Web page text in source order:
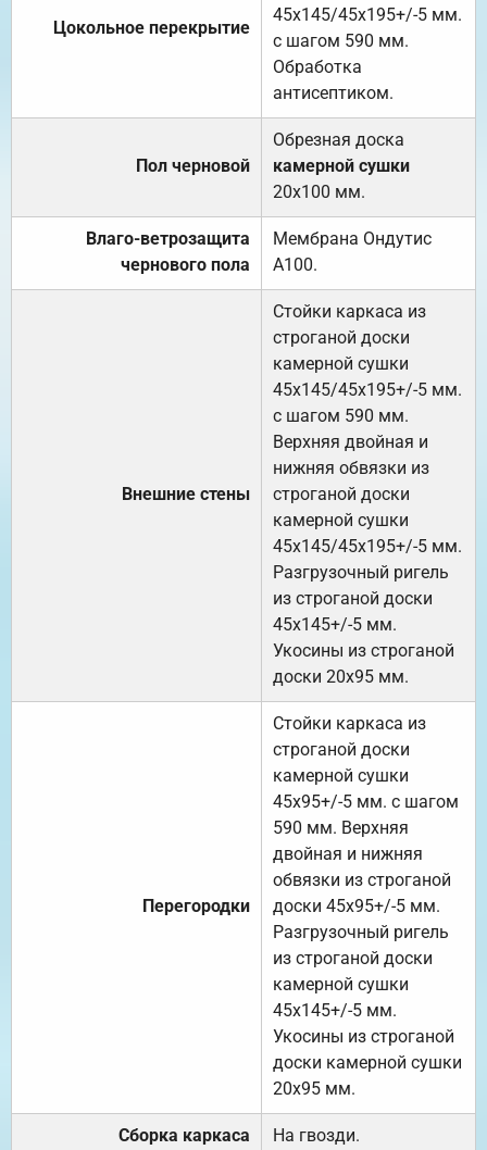
Цокольное перекрытие
45х145/45х195+/-5 мм.
с шагом 590 мм.
Обработка
антисептиком.
Пол черновой
Обрезная доска
камерной сушки
20х100 мм.
Влаго-ветрозащита
чернового пола
Мембрана Ондутис
А100.
Внешние стены
Стойки каркаса из
строганой доски
камерной сушки
45х145/45х195+/-5 мм.
с шагом 590 мм.
Верхняя двойная и
нижняя обвязки из
строганой доски
камерной сушки
45х145/45х195+/-5 мм.
Разгрузочный ригель
из строганой доски
45х145+/-5 мм.
Укосины из строганой
доски 20х95 мм.
Перегородки
Стойки каркаса из
строганой доски
камерной сушки
45х95+/-5 мм. с шагом
590 мм. Верхняя
двойная и нижняя
обвязки из строганой
доски 45х95+/-5 мм.
Разгрузочный ригель
из строганой доски
камерной сушки
45х145+/-5 мм.
Укосины из строганой
доски камерной сушки
20х95 мм.
Сборка каркаса На гвозди.